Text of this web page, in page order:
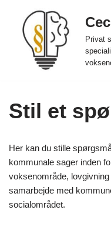
Spring
indhold
Privat
Stil et
Her kan du stille
kommunale sager inden
voksenområde,
samarbejde med
socialområdet.